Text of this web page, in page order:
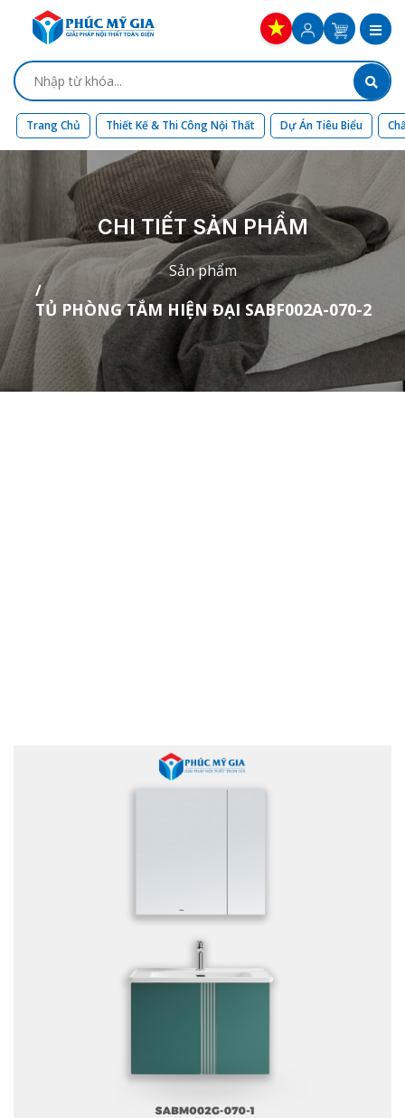
Trang Chủ Thiết Kế & Thi Công Nội Thất Dự Án Tiêu Biểu
CHI TIẾT SẢN PHẨM
Sản phẩm
TỦ PHÒNG TẮM HIỆN ĐẠI SABF002A-070-2